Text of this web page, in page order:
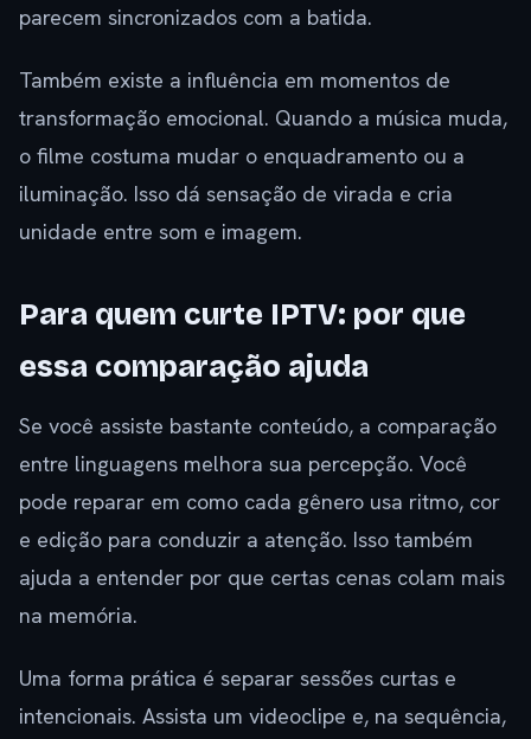
parecem sincronizados com a batida.
Também existe a influência em momentos de
transformação emocional. Quando a música muda,
o filme costuma mudar o enquadramento ou a
iluminação. Isso dá sensação de virada e cria
unidade entre som e imagem.
Para quem curte IPTV: por que
essa comparação ajuda
Se você assiste bastante conteúdo, a comparação
entre linguagens melhora sua percepção. Você
pode reparar em como cada gênero usa ritmo, cor
e edição para conduzir a atenção. Isso também
ajuda a entender por que certas cenas colam mais
na memória.
Uma forma prática é separar sessões curtas e
intencionais. Assista um videoclipe e, na sequência,